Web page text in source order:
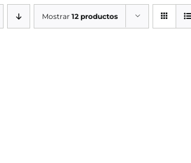
Mostrar12 productos